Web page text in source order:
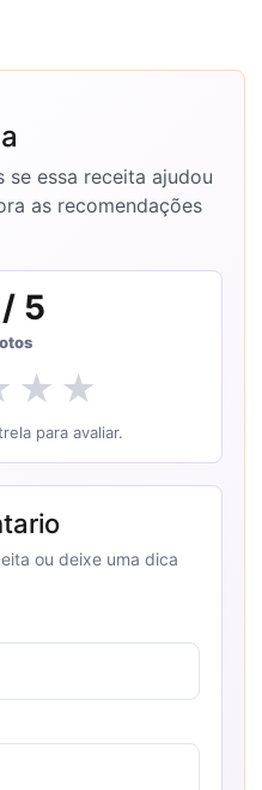
essa receita ajudou
as recomendações
/ 5
★ ★
para avaliar.
ou deixe uma dica